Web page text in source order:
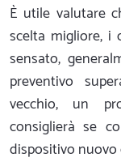
È utile valutare
scelta migliore, i
sensato,
preventivo
vecchio, un
consiglierà se
dispositivo